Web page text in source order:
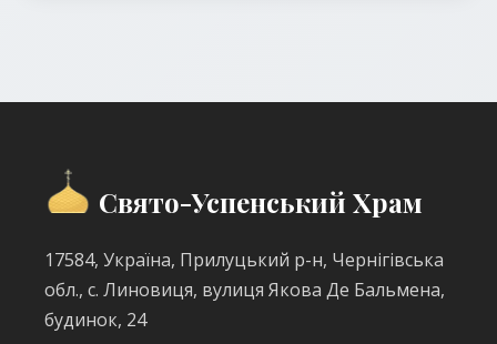
Свято-Успенський Храм
17584, Україна, Прилуцький р-н, Чернігівська
обл., с. Линовиця, вулиця Якова Де Бальмена,
будинок, 24